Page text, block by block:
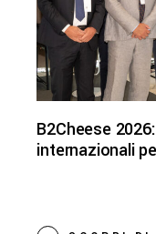
B2Cheese
internazionali